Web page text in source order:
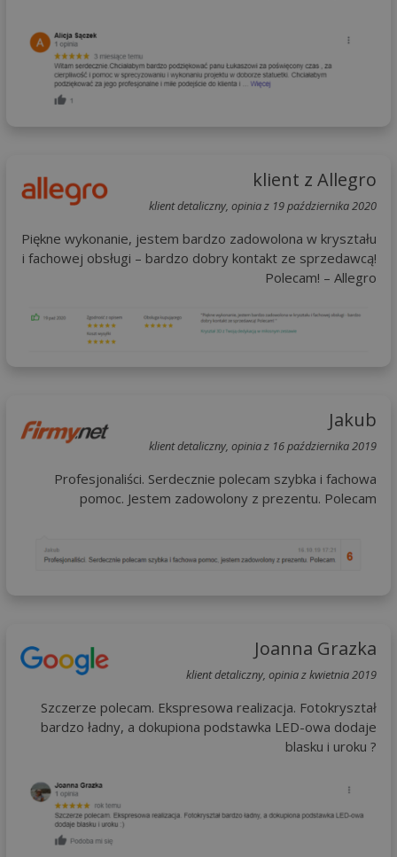
klient z Allegro
klient detaliczny, opinia z 19 października 2020
Piękne wykonanie, jestem bardzo zadowolona w kryształu
i fachowej obsługi – bardzo dobry kontakt ze sprzedawcą!
Polecam! – Allegro
Jakub
klient detaliczny, opinia z 16 października 2019
Profesjonaliści. Serdecznie polecam szybka i fachowa
pomoc. Jestem zadowolony z prezentu. Polecam
Joanna Grazka
klient detaliczny, opinia z kwietnia 2019
Szczerze polecam. Ekspresowa realizacja. Fotokryształ
bardzo ładny, a dokupiona podstawka LED-owa dodaje
blasku i uroku ?